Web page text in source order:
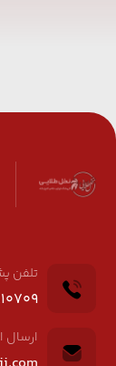
تلفن
ارسال